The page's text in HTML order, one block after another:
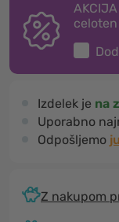
Izdelek je na
Uporabno
Odpošljemo
Z nakupom